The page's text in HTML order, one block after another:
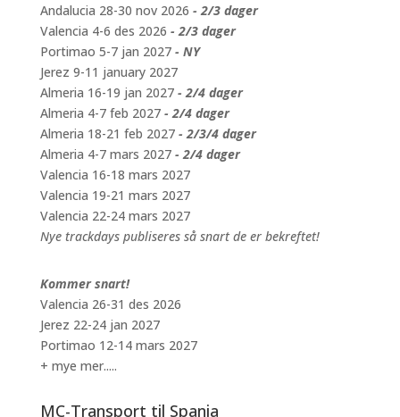
Andalucia 28-30 nov 2026 - 2/3 dager
Valencia 4-6 des 2026 - 2/3 dager
Portimao 5-7 jan 2027 - NY
Jerez 9-11 january 2027
Almeria 16-19 jan 2027 - 2/4 dager
Almeria 4-7 feb 2027 - 2/4 dager
Almeria 18-21 feb 2027 - 2/3/4 dager
Almeria 4-7 mars 2027 - 2/4 dager
Valencia 16-18 mars 2027
Valencia 19-21 mars 2027
Valencia 22-24 mars 2027
Nye trackdays publiseres så snart de er bekreftet!
Kommer snart!
Valencia 26-31 des 2026
Jerez 22-24 jan 2027
Portimao 12-14 mars 2027
+ mye mer.....
MC-Transport til Spania